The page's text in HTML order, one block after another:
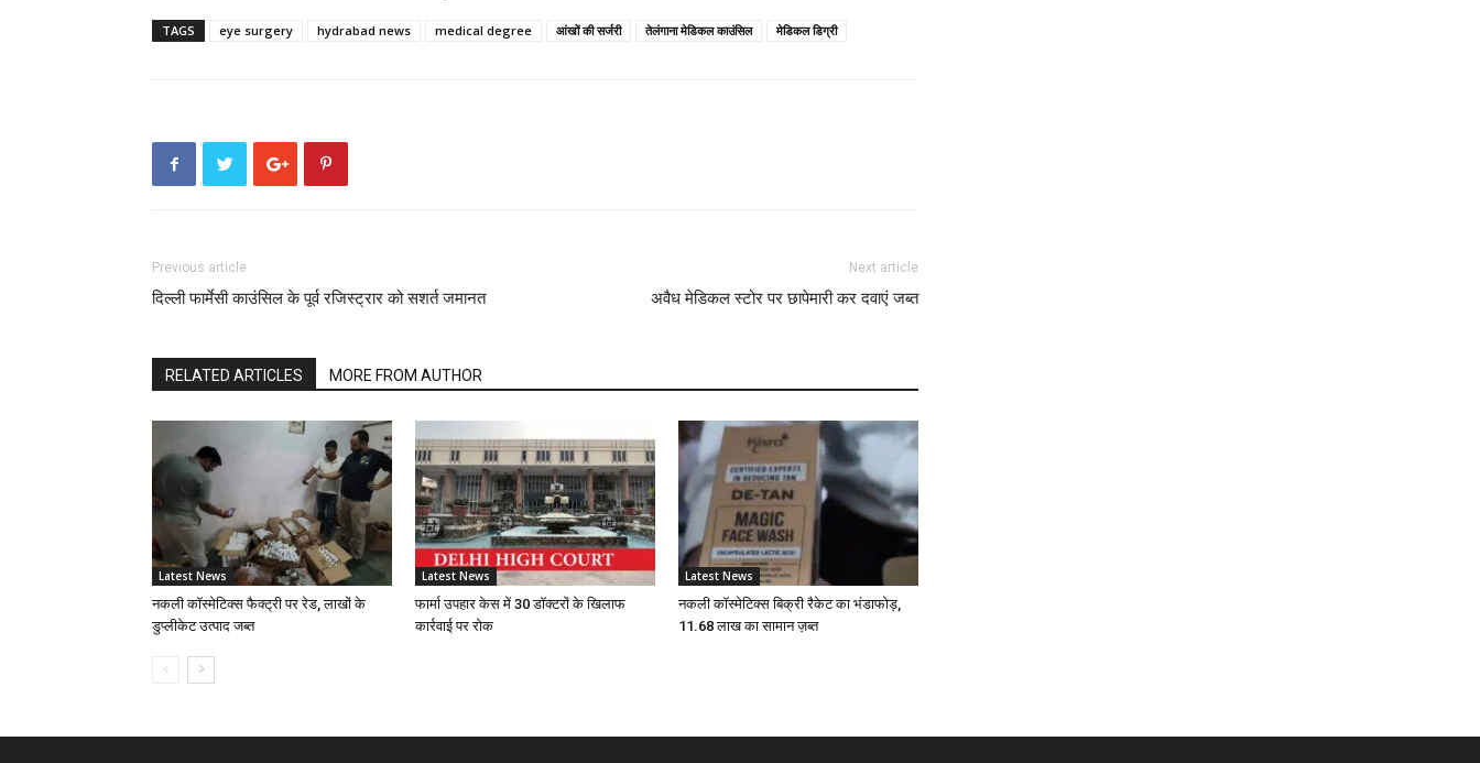
TAGS eye surgery hydrabad news medical degree आंखों की सर्जरी तेलंगाना मेडिकल काउंसिल मेडिकल डिग्री
Previous article
दिल्ली फार्मेसी काउंसिल के पूर्व रजिस्ट्रार को सशर्त जमानत
Next article
अवैध मेडिकल स्टोर पर छापेमारी कर दवाएं जब्त
RELATED ARTICLES MORE FROM AUTHOR
Latest News
नकली कॉस्मेटिक्स फैक्ट्री पर रेड, लाखों के
डुप्लीकेट उत्पाद जब्त
Latest News
फार्मा उपहार केस में 30 डॉक्टरों के खिलाफ
कार्रवाई पर रोक
Latest News
नकली कॉस्मेटिक्स बिक्री रैकेट का भंडाफोड़,
11.68 लाख का सामान ज़ब्त